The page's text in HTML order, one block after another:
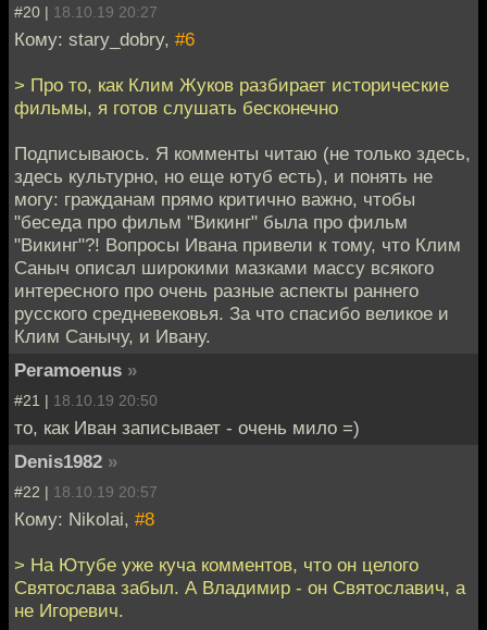
#20 | 18.10.19 20:27
Кому: stary_dobry, #6
> Про то, как Клим Жуков разбирает исторические
фильмы, я готов слушать бесконечно
Подписываюсь. Я комменты читаю (не только здесь,
здесь культурно, но еще ютуб есть), и понять не
могу: гражданам прямо критично важно, чтобы
"беседа про фильм "Викинг" была про фильм
"Викинг"?! Вопросы Ивана привели к тому, что Клим
Саныч описал широкими мазками массу всякого
интересного про очень разные аспекты раннего
русского средневековья. За что спасибо великое и
Клим Санычу, и Ивану.
Peramoenus »
#21 | 18.10.19 20:50
то, как Иван записывает - очень мило =)
Denis1982 »
#22 | 18.10.19 20:57
Кому: Nikolai, #8
> На Ютубе уже куча комментов, что он целого
Святослава забыл. А Владимир - он Святославич, а
не Игоревич.